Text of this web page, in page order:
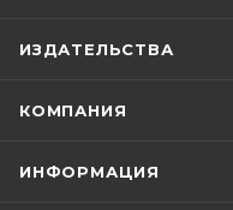
ИЗДАТЕЛЬСТВА
КОМПАНИЯ
ИНФОРМАЦИЯ